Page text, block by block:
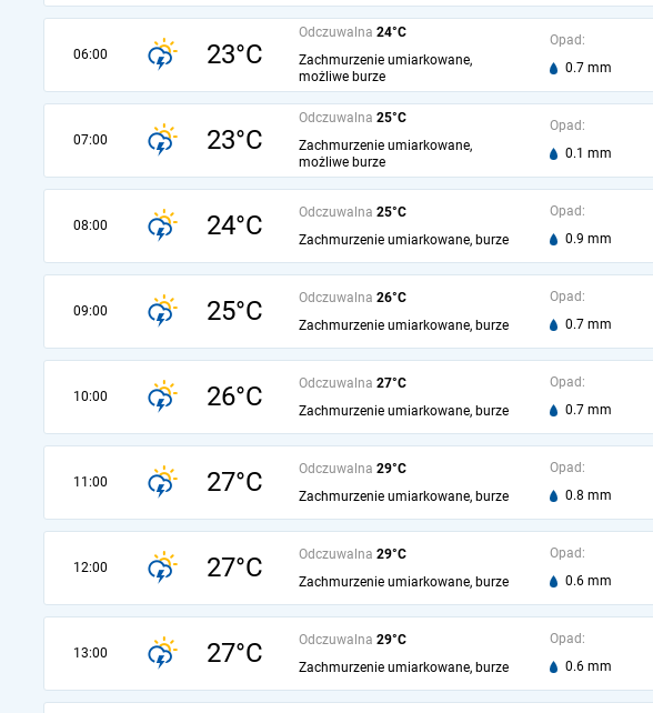
06:00 23°C
Odczuwalna 24°C
Zachmurzenie umiarkowane,
możliwe burze
Opad:
0.7 mm
07:00 23°C
Odczuwalna 25°C
Zachmurzenie umiarkowane,
możliwe burze
Opad:
0.1 mm
08:00 24°C Odczuwalna 25°C
Zachmurzenie umiarkowane, burze
Opad:
0.9 mm
09:00 25°C Odczuwalna 26°C
Zachmurzenie umiarkowane, burze
Opad:
0.7 mm
10:00 26°C Odczuwalna 27°C
Zachmurzenie umiarkowane, burze
Opad:
0.7 mm
11:00 27°C Odczuwalna 29°C
Zachmurzenie umiarkowane, burze
Opad:
0.8 mm
12:00 27°C Odczuwalna 29°C
Zachmurzenie umiarkowane, burze
Opad:
0.6 mm
13:00 27°C Odczuwalna 29°C
Zachmurzenie umiarkowane, burze
Opad:
0.6 mm